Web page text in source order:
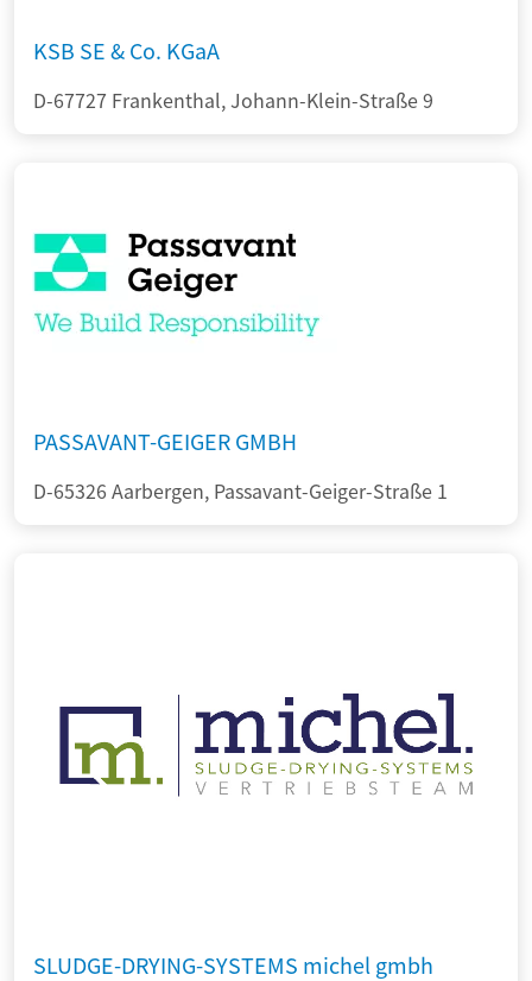
KSB SE & Co. KGaA
D-67727 Frankenthal, Johann-Klein-Straße 9
PASSAVANT-GEIGER GMBH
D-65326 Aarbergen, Passavant-Geiger-Straße 1
SLUDGE-DRYING-SYSTEMS michel gmbh